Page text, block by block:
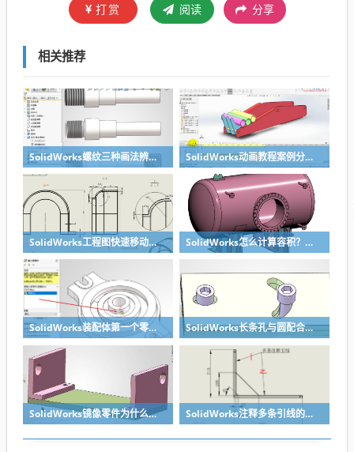
打赏 阅读 分享
相关推荐
SolidWorks螺纹三种画法辨析异同：装饰螺纹线、螺柱向导、螺纹特征 SolidWorks动画教程案例分享之圆管分料动画，重力自然滑落
SolidWorks工程图快速移动视图位置技巧，溪风实战分享 SolidWorks怎么计算容积？容器的体积？
SolidWorks装配体第一个零件怎么固定到中心原点？90%的人一开始就做错了 SolidWorks长条孔与圆配合，槽口与圆配合超快方法
SolidWorks镜像零件为什么不对称？镜像命令使用详解 SolidWorks注释多条引线的方法步骤